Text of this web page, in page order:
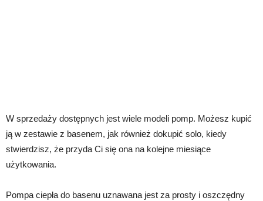
W sprzedaży dostępnych jest wiele modeli pomp. Możesz kupić
ją w zestawie z basenem, jak również dokupić solo, kiedy
stwierdzisz, że przyda Ci się ona na kolejne miesiące
użytkowania.
Pompa ciepła do basenu uznawana jest za prosty i oszczędny